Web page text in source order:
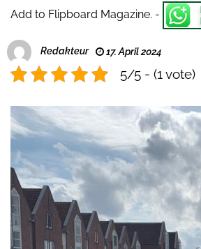
Add to Flipboard Magazine. -
Redakteur 17. April 2024
5/5 - (1 vote)